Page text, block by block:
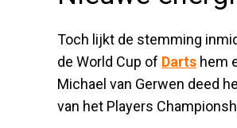
Toch lijkt de stemming
de World Cup of Darts hem
Michael van Gerwen deed
van het Players